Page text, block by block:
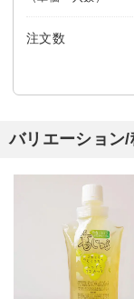
注文数
バリエーション/